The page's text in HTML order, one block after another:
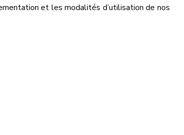
et les modalités d’utilisation de nos